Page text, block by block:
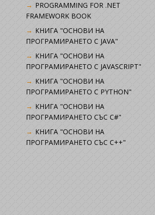
PROGRAMMING FOR .NET
FRAMEWORK BOOK
КНИГА "ОСНОВИ НА
ПРОГРАМИРАНЕТО С JAVA"
КНИГА "ОСНОВИ НА
ПРОГРАМИРАНЕТО С JAVASCRIPT"
КНИГА "ОСНОВИ НА
ПРОГРАМИРАНЕТО С PYTHON"
КНИГА "ОСНОВИ НА
ПРОГРАМИРАНЕТО СЪС C#"
КНИГА "ОСНОВИ НА
ПРОГРАМИРАНЕТО СЪС C++"